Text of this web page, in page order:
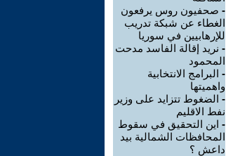
- صحفيون روس يرفعون
الغطاء عن شبكة تدريب
للإرهابيين في سوريا
- نريد إقالة الفاسد مدحت
المحمود
- البرامج الانتخابية
واهميتها
- الضغوط تتزايد على وزير
نفط الاقليم
- اين التحقيق في سقوط
المحافظات الشمالية بيد
داعش ؟